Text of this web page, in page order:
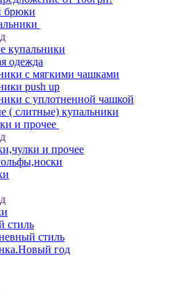
брюки
купальники
одежда
с мягкими чашками
push up
с уплотненной чашкой
( слитные) купальники
и прочее
и прочее
стиль
стиль
год